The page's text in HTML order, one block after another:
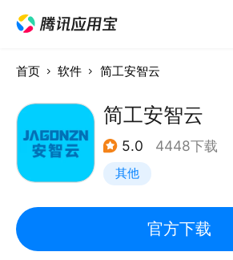
首页 软件 简工安智云
简工安智云
5.0 4448下载
其他
官方下载